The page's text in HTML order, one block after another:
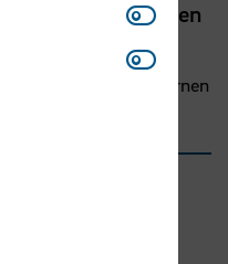
mit KI. Zeit sparen
für Lehren und Lernen
Matomo
Youtube